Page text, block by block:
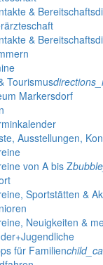
&
&
Tourismus
Markersdorf
Ausstellungen,
von A bis Z
Sportstätten &
Neuigkeiten &
für Familien